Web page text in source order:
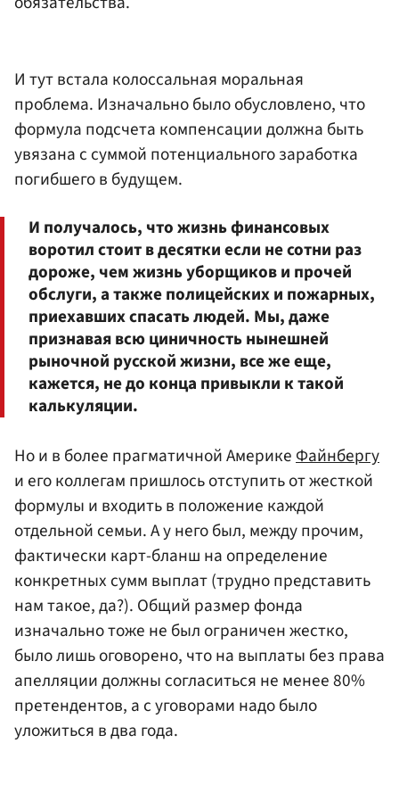
И тут встала колоссальная моральная
проблема. Изначально было обусловлено, что
формула подсчета компенсации должна быть
увязана с суммой потенциального заработка
погибшего в будущем.
И получалось, что жизнь финансовых
воротил стоит в десятки если не сотни раз
дороже, чем жизнь уборщиков и прочей
обслуги, а также полицейских и пожарных,
приехавших спасать людей. Мы, даже
признавая всю циничность нынешней
рыночной русской жизни, все же еще,
кажется, не до конца привыкли к такой
калькуляции.
Но и в более прагматичной АмерикеФайнбергу
и его коллегам пришлось отступить от жесткой
формулы и входить в положение каждой
отдельной семьи. А у него был, между прочим,
фактически карт-бланш на определение
конкретных сумм выплат (трудно представить
нам такое, да?). Общий размер фонда
изначально тоже не был ограничен жестко,
было лишь оговорено, что на выплаты без права
апелляции должны согласиться не менее 80%
претендентов, а с уговорами надо было
уложиться в два года.